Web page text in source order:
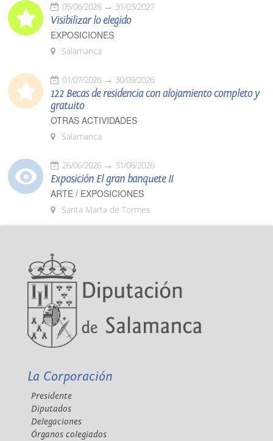
05/06/2026 31/03/2027
Visibilizar lo elegido
EXPOSICIONES
Salamanca
01/07/2026 30/09/2026
122 Becas de residencia con alojamiento completo y
gratuito
OTRAS ACTIVIDADES
Salamanca
26/06/2026 31/08/2026
Exposición El gran banquete II
ARTE / EXPOSICIONES
Santa Marta de Tormes
La Corporación
Presidente
Diputados
Delegaciones
Órganos colegiados